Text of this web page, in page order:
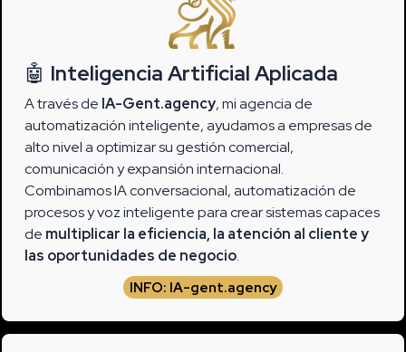
🤖 Inteligencia Artificial Aplicada
A través de IA-Gent.agency, mi agencia de
automatización inteligente, ayudamos a empresas de
alto nivel a optimizar su gestión comercial,
comunicación y expansión internacional.
Combinamos IA conversacional, automatización de
procesos y voz inteligente para crear sistemas capaces
de multiplicar la eficiencia, la atención al cliente y
las oportunidades de negocio.
INFO: IA-gent.agency